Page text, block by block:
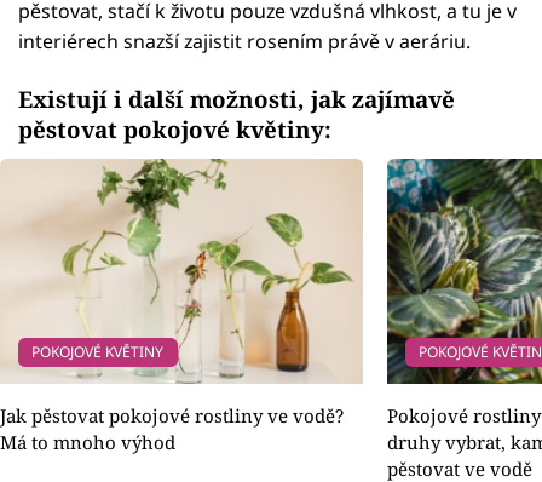
pěstovat, stačí k životu pouze vzdušná vlhkost, a tu je v
interiérech snazší zajistit rosením právě v aeráriu.
Existují i další možnosti, jak zajímavě
pěstovat pokojové květiny:
POKOJOVÉ KVĚTINY
Jak pěstovat pokojové rostliny ve vodě?
Má to mnoho výhod
POKOJOVÉ
Pokojové rostliny
druhy vybrat,
pěstovat ve vodě